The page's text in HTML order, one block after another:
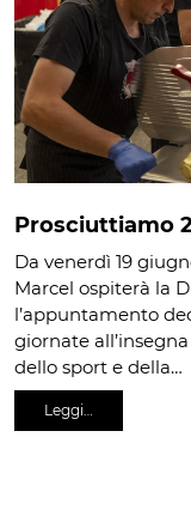
Prosciuttiamo
Da venerdì 19
Marcel ospiterà la
l’appuntamento
giornate
dello sport e della…
Leggi…